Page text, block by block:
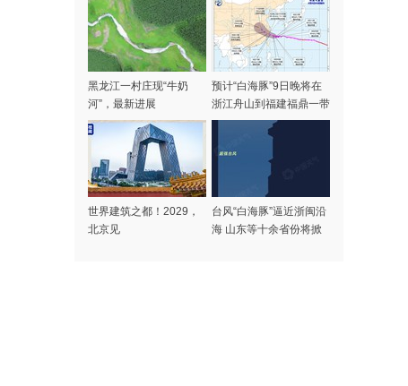
黑龙江一村庄现“牛奶
河”，最新进展
预计“白海豚”9日晚将在
浙江舟山到福建福鼎一带
沿海登陆
世界建筑之都！2029，
北京见
台风“白海豚”逼近浙闽沿
海 山东等十余省份将掀